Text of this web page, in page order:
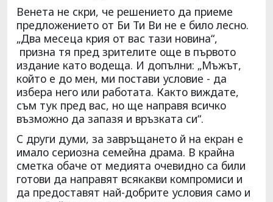
Венета не скри, че решението да приеме
предложението от Би Ти Ви не е било лесно.
„Два месеца крия от вас тази новина“,
призна тя пред зрителите още в първото
издание като водеща. И допълни: „Мъжът,
който е до мен, ми постави условие - да
избера него или работата. Както виждате,
съм тук пред вас, но ще направя всичко
възможно да запазя и връзката си“.
С други думи, за завръщането й на екран е
имало сериозна семейна драма. В крайна
сметка обаче от медията очевидно са били
готови да направят всякакви компромиси и
да предоставят най-добрите условия само и